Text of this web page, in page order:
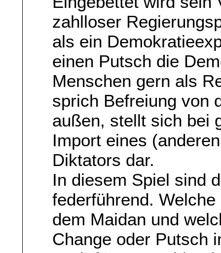
zahlloser
als ein
einen Putsch die
Menschen gern als
sprich Befreiung von
außen, stellt sich bei
Import eines
Diktators dar.
In diesem Spiel sind
federführend.
dem Maidan und
Change oder Putsch